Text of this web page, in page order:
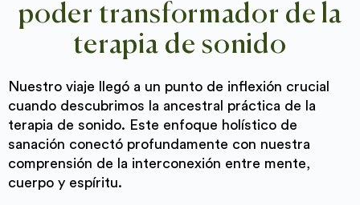
poder transformador de la
terapia de sonido
Nuestro viaje llegó a un punto de inflexión crucial
cuando descubrimos la ancestral práctica de la
terapia de sonido. Este enfoque holístico de
sanación conectó profundamente con nuestra
comprensión de la interconexión entre mente,
cuerpo y espíritu.